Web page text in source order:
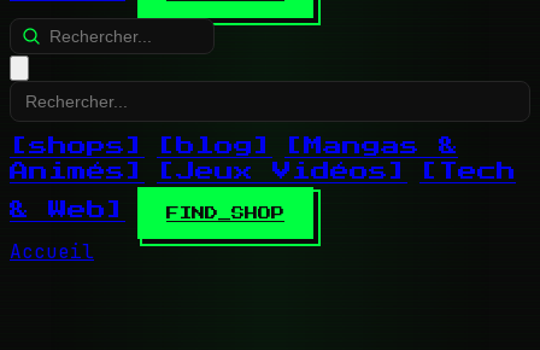
[shops] [blog]
[Mangas &
Animés]
[Jeux Vidéos]
[Tech
& Web]
FIND_SHOP
Accueil